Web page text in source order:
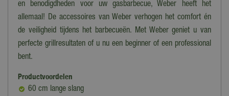
en benodigdheden voor uw gasbarbecue, Weber heeft het
allemaal! De accessoires van Weber verhogen het comfort én
de veiligheid tijdens het barbecueën. Met Weber geniet u van
perfecte grillresultaten of u nu een beginner of een professional
bent.
Productvoordelen
60 cm lange slang